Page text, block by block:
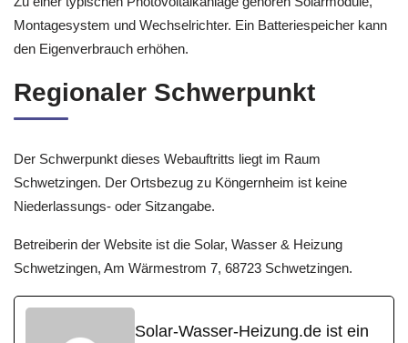
Montagesystem und Wechselrichter. Ein Batteriespeicher kann
den Eigenverbrauch erhöhen.
Regionaler Schwerpunkt
Der Schwerpunkt dieses Webauftritts liegt im Raum
Schwetzingen. Der Ortsbezug zu Köngernheim ist keine
Niederlassungs- oder Sitzangabe.
Betreiberin der Website ist die Solar, Wasser & Heizung
Schwetzingen, Am Wärmestrom 7, 68723 Schwetzingen.
Solar-Wasser-Heizung.de ist ein